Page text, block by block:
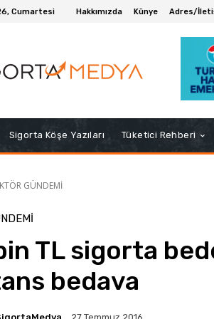
Cumartesi Hakkımızda Künye Adres/
Sigorta Köşe Yazıları Tüketici Rehberi
GÜNDEMİ
TL sigorta
bedava